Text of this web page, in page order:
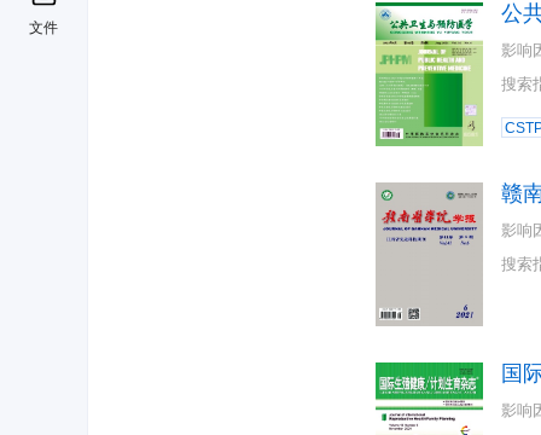
文件
公
影响
搜索
赣
影响
搜索
国
影响